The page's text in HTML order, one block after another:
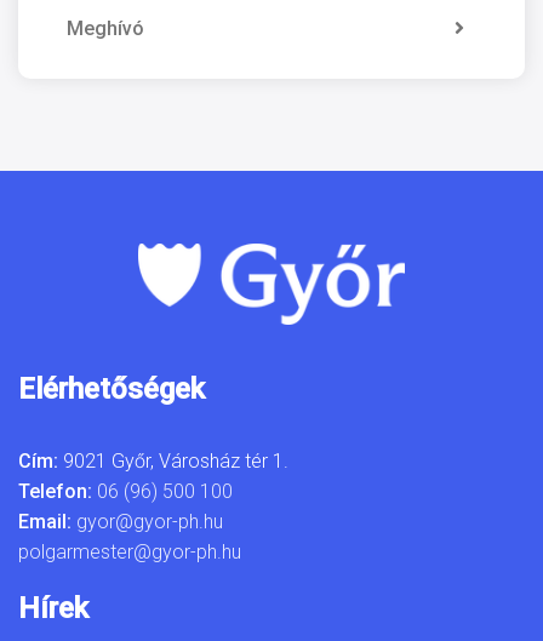
Meghívó
Elérhetőségek
Cím: 9021 Győr, Városház tér 1.
Telefon: 06 (96) 500 100
Email: gyor@gyor-ph.hu
polgarmester@gyor-ph.hu
Hírek